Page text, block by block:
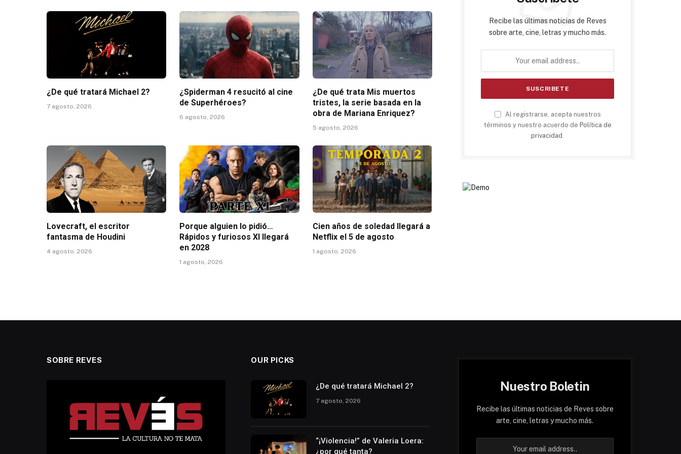
¿De qué tratará Michael 2?
7 agosto, 2026
¿Spiderman 4 resucitó al cine
de Superhéroes?
6 agosto, 2026
¿De qué trata Mis muertos
tristes, la serie basada en la
obra de Mariana Enriquez?
5 agosto, 2026
Lovecraft, el escritor
fantasma de Houdini
4 agosto, 2026
Porque alguien lo pidió…
Rápidos y furiosos XI llegará
en 2028
1 agosto, 2026
Cien años de soledad llegará a
Netflix el 5 de agosto
1 agosto, 2026
Recibe las últimas noticias de Reves
sobre arte, cine, letras y mucho más.
Al registrarse, acepta nuestros
términos y nuestro acuerdo de Política de
privacidad
SOBRE REVES OUR PICKS
¿De qué tratará Michael 2?
7 agosto, 2026
“¡Violencia!” de Valeria Loera:
¿por qué tanta?
Nuestro Boletin
Recibe las últimas noticias de Reves sobre
arte, cine, letras y mucho más.